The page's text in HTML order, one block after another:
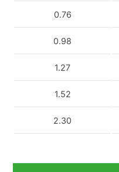
0.76
0.98
1.27
1.52
2.30